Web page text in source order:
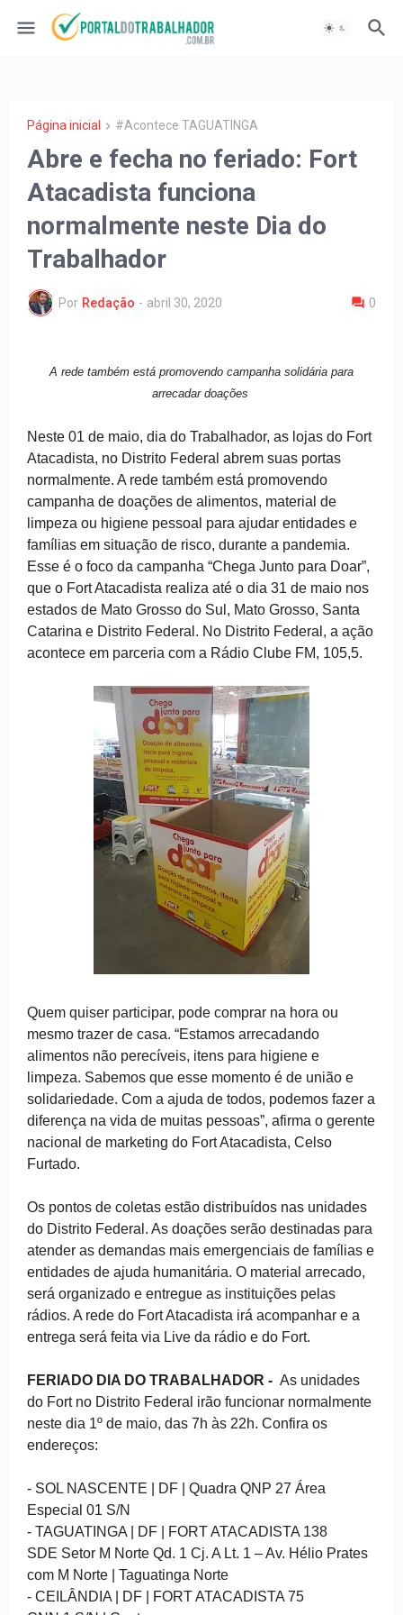
Página inicial #Acontece TAGUATINGA
Abre e fecha no feriado: Fort
Atacadista funciona
normalmente neste Dia do
Trabalhador
Por Redação - abril 30, 2020 0
A rede também está promovendo campanha solidária para
arrecadar doações
Neste 01 de maio, dia do Trabalhador, as lojas do Fort
Atacadista, no Distrito Federal abrem suas portas
normalmente. A rede também está promovendo
campanha de doações de alimentos, material de
limpeza ou higiene pessoal para ajudar entidades e
famílias em situação de risco, durante a pandemia.
Esse é o foco da campanha “Chega Junto para Doar”,
que o Fort Atacadista realiza até o dia 31 de maio nos
estados de Mato Grosso do Sul, Mato Grosso, Santa
Catarina e Distrito Federal. No Distrito Federal, a ação
acontece em parceria com a Rádio Clube FM, 105,5.
Quem quiser participar, pode comprar na hora ou
mesmo trazer de casa. “Estamos arrecadando
alimentos não perecíveis, itens para higiene e
limpeza. Sabemos que esse momento é de união e
solidariedade. Com a ajuda de todos, podemos fazer a
diferença na vida de muitas pessoas”, afirma o gerente
nacional de marketing do Fort Atacadista, Celso
Furtado.
Os pontos de coletas estão distribuídos nas unidades
do Distrito Federal. As doações serão destinadas para
atender as demandas mais emergenciais de famílias e
entidades de ajuda humanitária. O material arrecado,
será organizado e entregue as instituições pelas
rádios. A rede do Fort Atacadista irá acompanhar e a
entrega será feita via Live da rádio e do Fort.
FERIADO DIA DO TRABALHADOR - As unidades
do Fort no Distrito Federal irão funcionar normalmente
neste dia 1º de maio, das 7h às 22h. Confira os
endereços:
- SOL NASCENTE | DF | Quadra QNP 27 Área
Especial 01 S/N
- TAGUATINGA | DF | FORT ATACADISTA 138
SDE Setor M Norte Qd. 1 Cj. A Lt. 1 – Av. Hélio Prates
com M Norte | Taguatinga Norte
- CEILÂNDIA | DF | FORT ATACADISTA 75